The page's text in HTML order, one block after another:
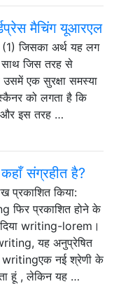
मैचिंग यूआरएल
(1) जिसका अर्थ यह लग
साथ जिस तरह से
एक सुरक्षा समस्या
को लगता है कि
और इस तरह …
संग्रहीत है?
प्रकाशित किया:
प्रकाशित होने के
writing-lorem।
यह अनुप्रेषित
नई श्रेणी के
हूं , लेकिन यह …